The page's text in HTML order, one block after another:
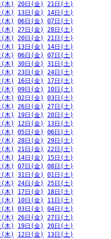
(木) 20日(金)
21日(土)
(木) 13日(金)
14日(土)
(木) 06日(金)
07日(土)
(木) 27日(金)
28日(土)
(木) 20日(金)
21日(土)
(木) 13日(金)
14日(土)
(木) 06日(金)
07日(土)
(木) 30日(金)
31日(土)
(木) 23日(金)
24日(土)
(木) 16日(金)
17日(土)
(木) 09日(金)
10日(土)
(木) 02日(金)
03日(土)
(木) 26日(金)
27日(土)
(木) 19日(金)
20日(土)
(木) 12日(金)
13日(土)
(木) 05日(金)
06日(土)
(木) 28日(金)
29日(土)
(木) 21日(金)
22日(土)
(木) 14日(金)
15日(土)
(木) 07日(金)
08日(土)
(木) 31日(金)
01日(土)
(木) 24日(金)
25日(土)
(木) 17日(金)
18日(土)
(木) 10日(金)
11日(土)
(木) 03日(金)
04日(土)
(木) 26日(金)
27日(土)
(木) 19日(金)
20日(土)
(木) 12日(金)
13日(土)